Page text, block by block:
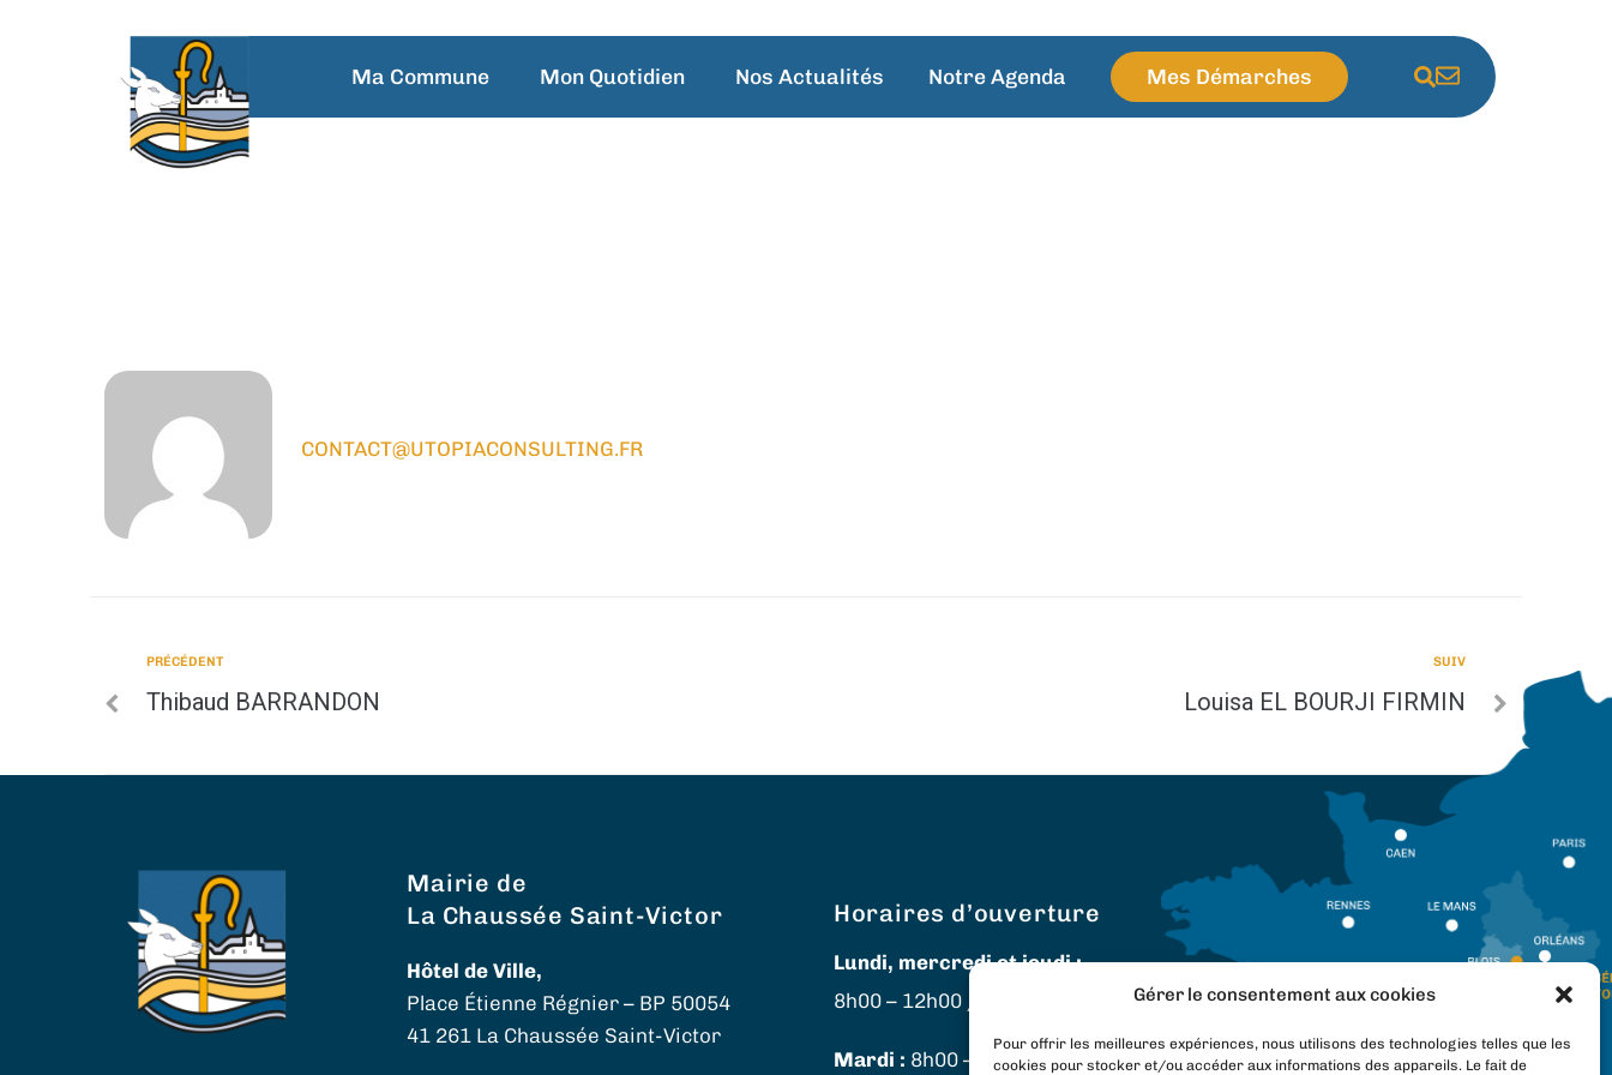
Gérer le consentement aux cookies
Pour offrir les meilleures expériences, nous utilisons des technologies telles que les
cookies pour stocker et/ou accéder aux informations des appareils. Le fait de
Ma Commune Mon Quotidien Nos Actualités Notre Agenda Mes Démarches
CONTACT@UTOPIACONSULTING.FR
PRÉCÉDENT
Thibaud BARRANDON
SUIV
Louisa EL BOURJI FIRMIN
Mairie de
La Chaussée Saint-Victor
Hôtel de Ville,
Place Étienne Régnier – BP 50054
41 261 La Chaussée Saint-Victor
Horaires d’ouverture
Lundi, mercredi et jeudi :
8h00 – 12h00 / 13h30 – 17h30
Mardi : 8h00 – 12h00 / fermé l’après-midi